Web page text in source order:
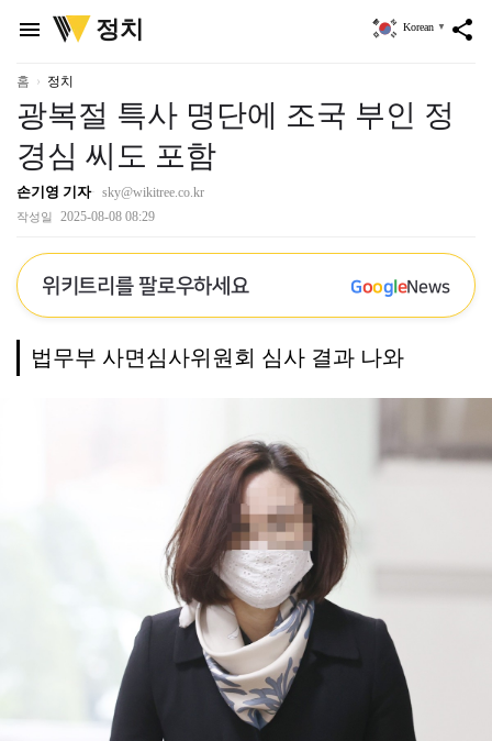
menu
위
키
정치 share
Korean ▼
홈 정치
광복절 특사 명단에 조국 부인 정
경심 씨도 포함
손기영 기자 sky@wikitree.co.kr
작성일 2025-08-08 08:29
위키트리를 팔로우하세요 GoogleNews
법무부 사면심사위원회 심사 결과 나와